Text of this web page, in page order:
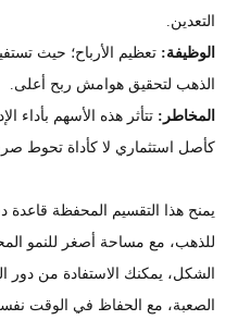
التعدين.
الوظيفة: تعظيم الأرباح؛ حيث
الذهب لتحقيق هوامش ربح أعلى.
المخاطر: تتأثر هذه الأسهم بأداء
كأصل استثماري لا كأداة تحوط
يمنح هذا التقسيم المحفظة قاعدة
للذهب، مع مساحة أصغر للنمو
الشكل، يمكنك الاستفادة من دور
الصعبة، مع الحفاظ في الوقت